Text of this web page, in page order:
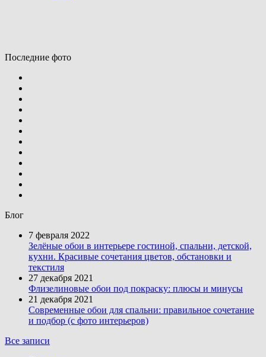
Последние фото
Блог
7 февраля 2022
Зелёные обои в интерьере гостиной, спальни, детской,
кухни. Красивые сочетания цветов, обстановки и
текстиля
27 декабря 2021
Флизелиновые обои под покраску: плюсы и минусы
21 декабря 2021
Современные обои для спальни: правильное сочетание
и подбор (с фото интерьеров)
Все записи